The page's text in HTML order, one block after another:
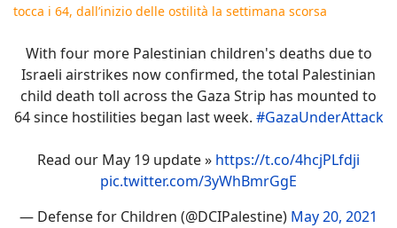
tocca i 64, dall’inizio delle ostilità la settimana scorsa
With four more Palestinian children's deaths due to
Israeli airstrikes now confirmed, the total Palestinian
child death toll across the Gaza Strip has mounted to
64 since hostilities began last week. #GazaUnderAttack
Read our May 19 update » https://t.co/4hcjPLfdji
pic.twitter.com/3yWhBmrGgE
— Defense for Children (@DCIPalestine) May 20, 2021